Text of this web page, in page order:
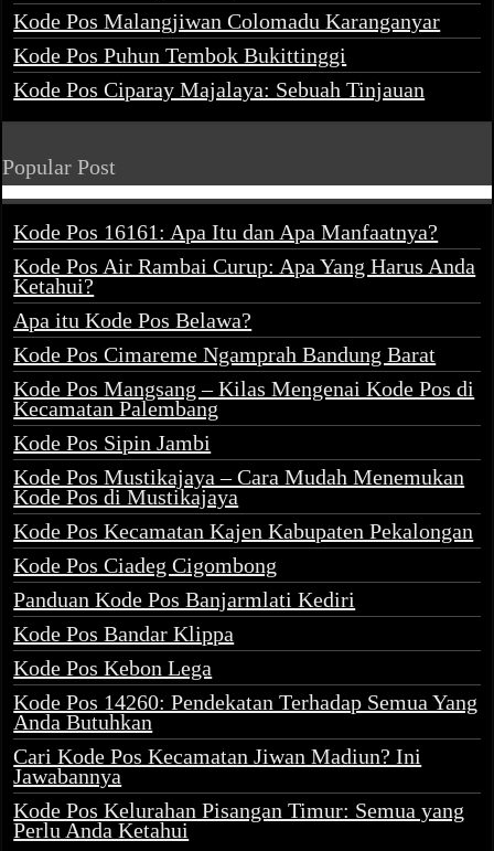
Kode Pos Malangjiwan Colomadu Karanganyar
Kode Pos Puhun Tembok Bukittinggi
Kode Pos Ciparay Majalaya: Sebuah Tinjauan
Popular Post
Kode Pos 16161: Apa Itu dan Apa Manfaatnya?
Kode Pos Air Rambai Curup: Apa Yang Harus Anda
Ketahui?
Apa itu Kode Pos Belawa?
Kode Pos Cimareme Ngamprah Bandung Barat
Kode Pos Mangsang – Kilas Mengenai Kode Pos di
Kecamatan Palembang
Kode Pos Sipin Jambi
Kode Pos Mustikajaya – Cara Mudah Menemukan
Kode Pos di Mustikajaya
Kode Pos Kecamatan Kajen Kabupaten Pekalongan
Kode Pos Ciadeg Cigombong
Panduan Kode Pos Banjarmlati Kediri
Kode Pos Bandar Klippa
Kode Pos Kebon Lega
Kode Pos 14260: Pendekatan Terhadap Semua Yang
Anda Butuhkan
Cari Kode Pos Kecamatan Jiwan Madiun? Ini
Jawabannya
Kode Pos Kelurahan Pisangan Timur: Semua yang
Perlu Anda Ketahui